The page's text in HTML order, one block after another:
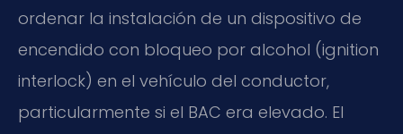
ordenar la instalación de un dispositivo de
encendido con bloqueo por alcohol (ignition
interlock) en el vehículo del conductor,
particularmente si el BAC era elevado. El